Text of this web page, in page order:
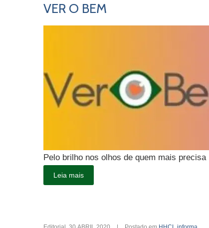
VER O BEM
Pelo brilho nos olhos de quem mais precisa
Leia mais